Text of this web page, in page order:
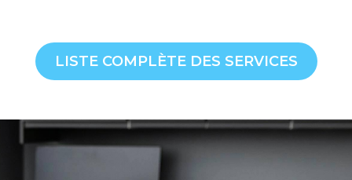
LISTE COMPLÈTE DES SERVICES